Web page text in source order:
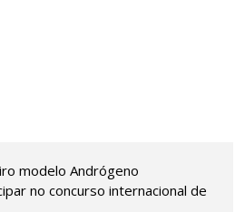
modelo Andrógeno
no concurso internacional de